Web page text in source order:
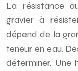
La résistance
gravier à
dépend de la
teneur en eau.
déterminer. Une